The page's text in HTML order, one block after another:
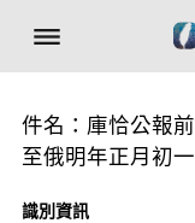
件名：庫恰公報
至俄明年正月初
識別資訊